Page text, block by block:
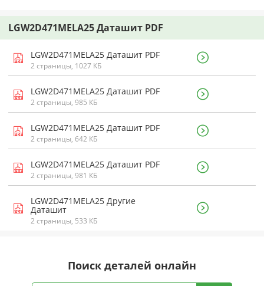
LGW2D471MELA25 Даташит PDF
LGW2D471MELA25 Даташит PDF
2 страницы, 1027 КБ
LGW2D471MELA25 Даташит PDF
2 страницы, 985 КБ
LGW2D471MELA25 Даташит PDF
2 страницы, 642 КБ
LGW2D471MELA25 Даташит PDF
2 страницы, 981 КБ
LGW2D471MELA25 Другие
Даташит
2 страницы, 533 КБ
Поиск деталей онлайн